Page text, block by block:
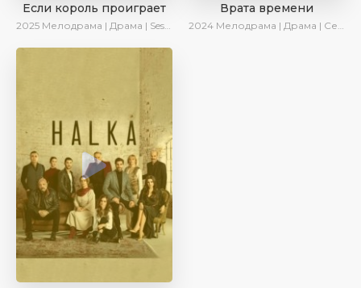
Если король проиграет
2025 Мелодрама | Драма | SesDizi | Ирина Котова | AlisaDirilis | Turok1990 | Новинки | Сериалы 2025
Врата времени
2024 Мелодрама | Драма | Сериалы 2024